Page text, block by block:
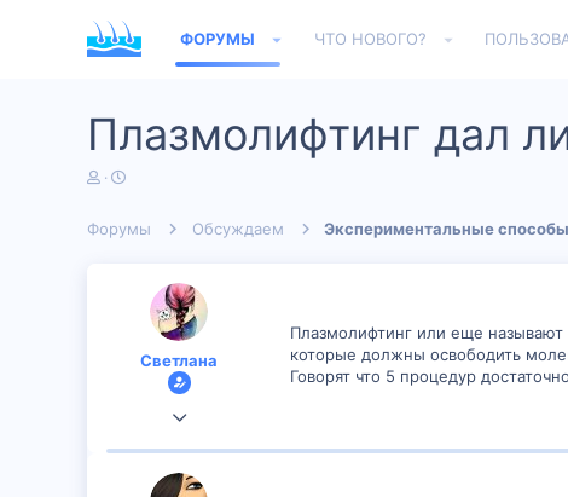
ФОРУМЫ ЧТО НОВОГО?
Плазмолифтинг дал
А
о
Д
а
Форумы Обсуждаем Экспериментальные
Светлана
8 Ноя 2019
145
Плазмолифтинг или еще называют
которые должны освободить
Говорят что 5 процедур